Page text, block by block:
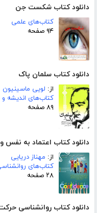
دانلود کتاب شکست جن
کتاب‌های علمی
۹۴ صفحه
دانلود کتاب سلمان پاک
از: لویی ماسینیون
کتاب‌های اندیشه
۸۹ صفحه
دانلود کتاب اعتماد به نفس
از: مهناز دریایی
کتاب‌های
۲۸ صفحه
دانلود کتاب روانشناسی